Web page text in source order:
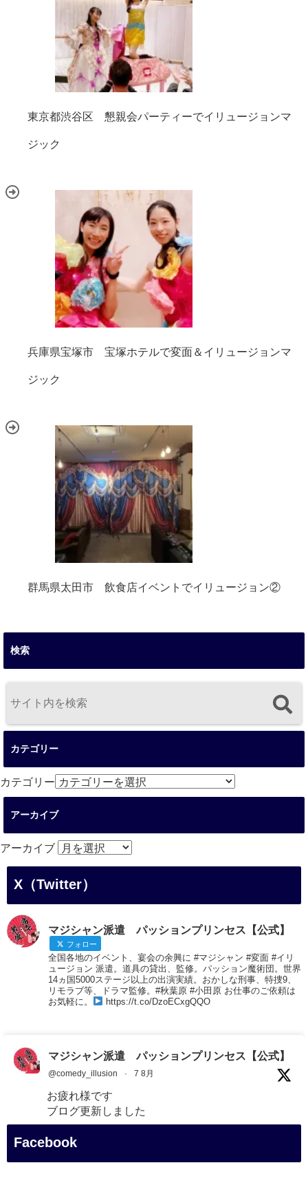
東京都渋谷区 懇親会パーティーでイリュージョンマ
ジック
兵庫県宝塚市 宝塚ホテルで変面＆イリュージョンマ
ジック
群馬県太田市 飲食店イベントでイリュージョン②
検索
カテゴリー
カテゴリー
アーカイブ
アーカイブ
X（Twitter）
マジシャン派遣 パッションプリンセス【公式】
フォロー
全国各地のイベント、宴会の余興に #マジシャン #変面 #イリ
ュージョン 派遣。道具の貸出、監修。パッション魔術団。世界
14ヵ国5000ステージ以上の出演実績。おかしな刑事、特捜9、
リモラブ等、ドラマ監修。#秋葉原 #小田原 お仕事のご依頼は
お気軽に。
https://t.co/DzoECxgQQO
マジシャン派遣 パッションプリンセス【公式】
@comedy_illusion · 7 8月
お疲れ様です
ブログ更新しました
「マジシャン和歌山旅 白浜町・円月島」
Facebook